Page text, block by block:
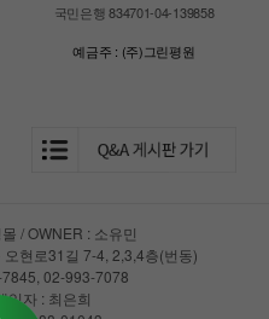
국민은행 834701-04-139858
예금주 : (주)그린평원
/ OWNER : 소유민
현로31길 7-4, 2,3,4층(번동)
02-993-7078
임자 : 최은희